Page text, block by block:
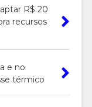
R$ 20
recursos
e no
térmico